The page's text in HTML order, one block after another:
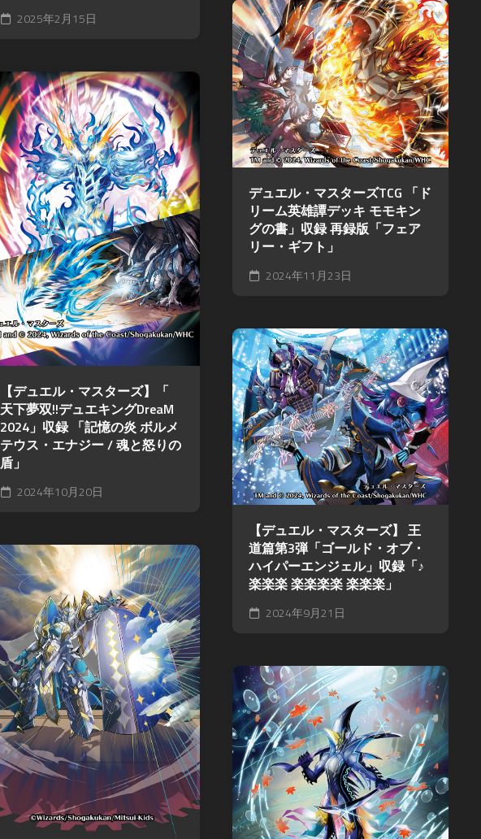
2025年2月15日
デュエル・マスターズTCG 「ド
リーム英雄譚デッキ モモキン
グの書」収録 再録版「フェア
リー・ギフト」
2024年11月23日
【デュエル・マスターズ】「
天下夢双!!デュエキングDreaM
2024」収録 「記憶の炎 ボルメ
テウス・エナジー / 魂と怒りの
盾」
2024年10月20日
【デュエル・マスターズ】 王
道篇第3弾「ゴールド・オブ・
ハイパーエンジェル」収録「♪
楽楽楽 楽楽楽楽 楽楽楽」
2024年9月21日